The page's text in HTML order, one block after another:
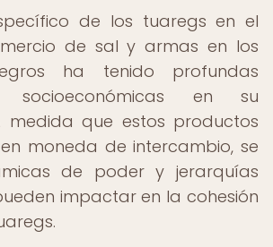
de los tuaregs en el
de sal y armas en los
ha tenido profundas
socioeconómicas en su
medida que estos productos
moneda de intercambio, se
de poder y jerarquías
impactar en la cohesión